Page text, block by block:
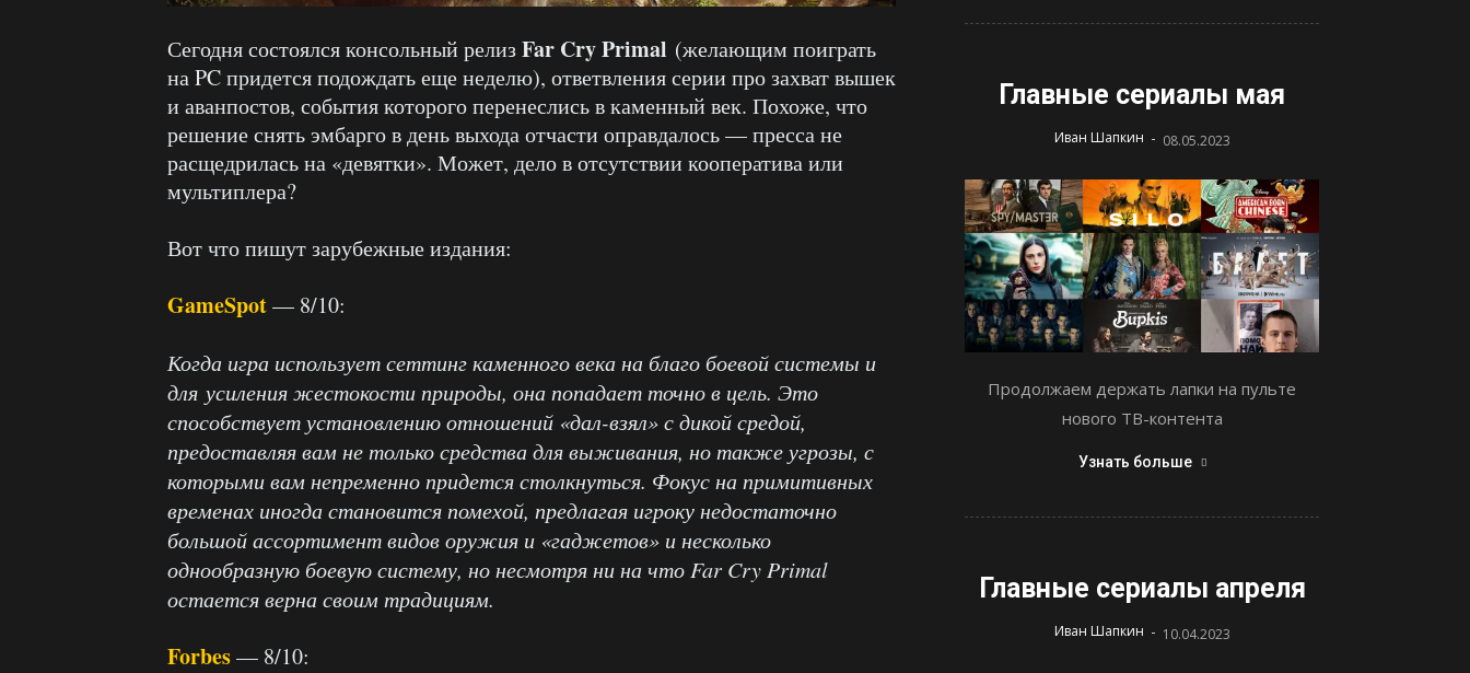
Сегодня состоялся консольный релизFar Cry Primal (желающим поиграть
на PC придется подождать еще неделю), ответвления серии про захват вышек
и аванпостов, события которого перенеслись в каменный век. Похоже, что
решение снять эмбарго в день выхода отчасти оправдалось — пресса не
расщедрилась на «девятки». Может, дело в отсутствии кооператива или
мультиплера?
Вот что пишут зарубежные издания:
GameSpot— 8/10:
Когда игра использует сеттинг каменного века на благо боевой системы и
для усиления жестокости природы, она попадает точно в цель. Это
способствует установлению отношений «дал-взял» с дикой средой,
предоставляя вам не только средства для выживания, но также угрозы, с
которыми вам непременно придется столкнуться. Фокус на примитивных
временах иногда становится помехой, предлагая игроку недостаточно
большой ассортимент видов оружия и «гаджетов» и несколько
однообразную боевую систему, но несмотря ни на что Far Cry Primal
остается верна своим традициям.
Forbes— 8/10:
Главные сериалы мая
Иван Шапкин - 08.05.2023
Продолжаем держать лапки на пульте
нового ТВ-контента
Узнать больше
Главные сериалы апреля
Иван Шапкин - 10.04.2023